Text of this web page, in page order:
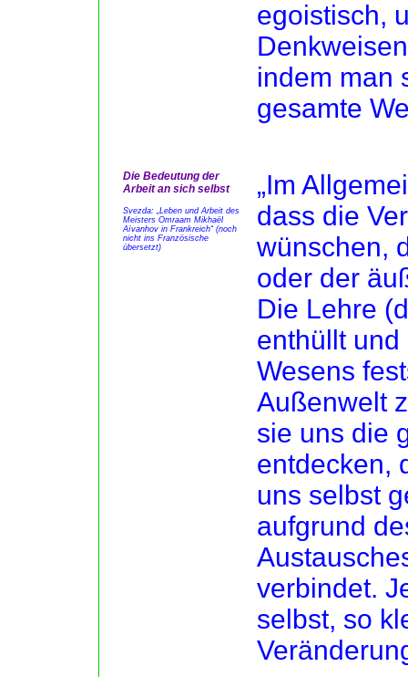
egoistisch,
indem man
gesamte
Die Bedeutung der
Arbeit an sich selbst
Svezda: „Leben und Arbeit des
Meisters Omraam Mikhaël
Aïvanhov in Frankreich“ (noch
nicht ins Französische
übersetzt)
„Im
dass die
wünschen,
oder der
Die Lehre
enthüllt
Wesens
Außenwelt
sie uns die
entdecken,
uns selbst
aufgrund
verbindet.
selbst, so